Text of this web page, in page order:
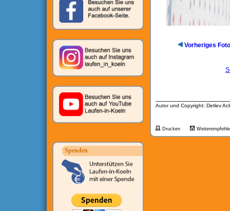
Spenden
Vorheriges Foto
Autor und Copyright: Detlev
Drucken